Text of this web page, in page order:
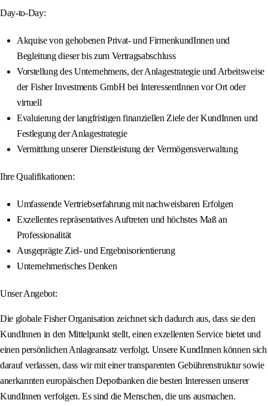
Day-to-Day:
Akquise von gehobenen Privat- und FirmenkundInnen und
Begleitung dieser bis zum Vertragsabschluss
Vorstellung des Unternehmens, der Anlagestrategie und Arbeitsweise
der Fisher Investments GmbH bei InteressentInnen vor Ort oder
virtuell
Evaluierung der langfristigen finanziellen Ziele der KundInnen und
Festlegung der Anlagestrategie
Vermittlung unserer Dienstleistung der Vermögensverwaltung
Ihre Qualifikationen:
Umfassende Vertriebserfahrung mit nachweisbaren Erfolgen
Exzellentes repräsentatives Auftreten und höchstes Maß an
Professionalität
Ausgeprägte Ziel- und Ergebnisorientierung
Unternehmerisches Denken
Unser Angebot:
Die globale Fisher Organisation zeichnet sich dadurch aus, dass sie den
KundInnen in den Mittelpunkt stellt, einen exzellenten Service bietet und
einen persönlichen Anlageansatz verfolgt. Unsere KundInnen können sich
darauf verlassen, dass wir mit einer transparenten Gebührenstruktur sowie
anerkannten europäischen Depotbanken die besten Interessen unserer
KundInnen verfolgen. Es sind die Menschen, die uns ausmachen.